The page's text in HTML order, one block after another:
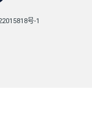
号-1